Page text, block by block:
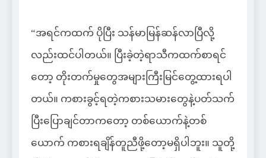
“အရင်ကထက် ပိုပြီး သန်မာမြန်ဆန်လာပြီလို့
လည်းထင်ပါတယ်။ ပြီးခဲ့တဲ့ရာသီကထက်စာရင်
တော့ တိုးတက်မှုတွေအများကြီးမြင်တွေ့ထားရပါ
တယ်။ ကစားခွင့်ရတဲ့ကစားသမားတွေနဲ့ပတ်သက်
ပြီးပြောချင်တာကတော့ တစ်ယောက်နဲ့တစ်
ယောက် ကစားရချိန်တူညီဖို့တော့မရှိပါဘူး။ သူတို့